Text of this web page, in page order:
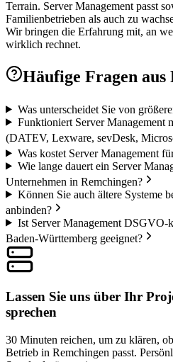
Terrain. Server Management passt
Familienbetrieben als auch zu
Wir bringen die Erfahrung mit, an
wirklich rechnet.
Häufige Fragen aus
Was unterscheidet Sie von
Funktioniert Server Management
(DATEV, Lexware, sevDesk,
Was kostet Server Management
Wie lange dauert ein Server
Unternehmen in Remchingen?
Können Sie auch ältere Systeme
anbinden?
Ist Server Management
Baden-Württemberg geeignet?
Lassen Sie uns über Ihr
sprechen
30 Minuten reichen, um zu klären,
Betrieb in Remchingen passt.